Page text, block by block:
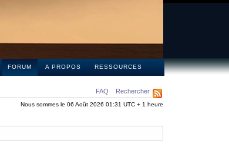
FORUM A PROPOS RESSOURCES
FAQ Rechercher
Nous sommes le 06 Août 2026 01:31 UTC + 1 heure